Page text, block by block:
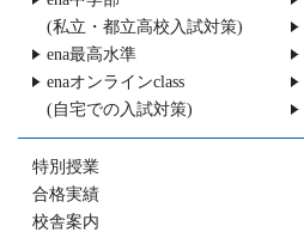
(私立・都立高校入試対策)
ena最高水準
enaオンラインclass
(自宅での入試対策)
特別授業
合格実績
校舎案内